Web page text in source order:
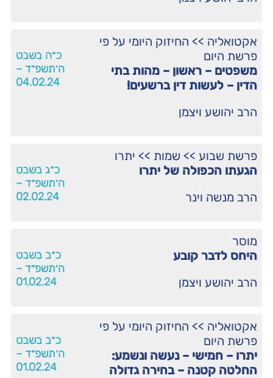
אקטואליה >> החיזוק היומי על פי
פרשת היום
משפטים – ראשון – מהות בתי
הדין – לעשות דין ברשעים!
הרב יהושע ויצמן
כ״ה בשבט
ה׳תשפ״ד –
04.02.24
פרשת שבוע >> שמות >> יתרו
הגעתו הכפולה של יתרו
הרב מנשה וינר
כ״ג בשבט
ה׳תשפ״ד –
02.02.24
מוסר
היחס לדבר קובע
הרב יהושע ויצמן
כ״ב בשבט
ה׳תשפ״ד –
01.02.24
אקטואליה >> החיזוק היומי על פי
פרשת היום
יתרו – חמישי – נעשה ונשמע:
החלטה קטנה – בחירה גדולה
כ״ב בשבט
ה׳תשפ״ד –
01.02.24